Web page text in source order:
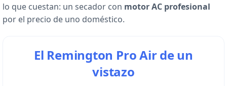
lo que cuestan: un secador con motor AC profesional
por el precio de uno doméstico.
El Remington Pro Air de un
vistazo